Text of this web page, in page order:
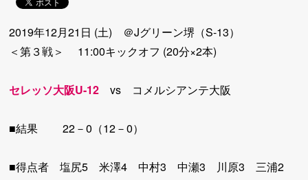
2019年12月21日 (土) ＠Jグリーン堺（S-13）
＜第３戦＞ 11:00キックオフ (20分×2本)
セレッソ大阪U-12 vs コメルシアンテ大阪
■結果 22－0（12－0）
■得点者 塩尻5 米澤4 中村3 中瀬3 川原3 三浦2